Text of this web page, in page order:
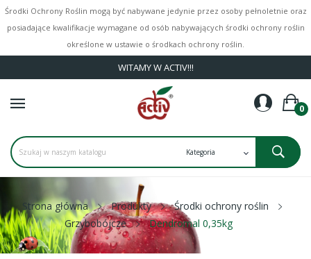
Środki Ochrony Roślin mogą być nabywane jedynie przez osoby pełnoletnie oraz
posiadające kwalifikacje wymagane od osób nabywających środki ochrony roślin
określone w ustawie o środkach ochrony roślin.
WITAMY W ACTIV!!!
0
Strona główna Produkty
Środki ochrony roślin
Grzybobójcze
Dendromal 0,35kg